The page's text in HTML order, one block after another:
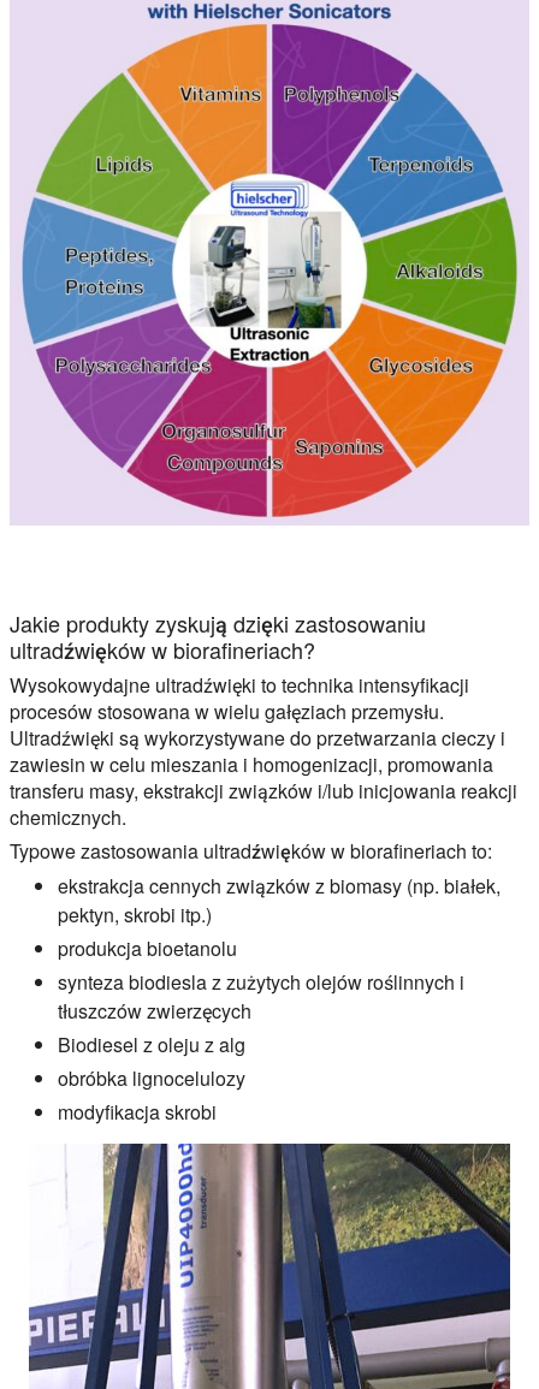
Jakie produkty zyskują dzięki zastosowaniu
ultradźwięków w biorafineriach?
Wysokowydajne ultradźwięki to technika intensyfikacji
procesów stosowana w wielu gałęziach przemysłu.
Ultradźwięki są wykorzystywane do przetwarzania cieczy i
zawiesin w celu mieszania i homogenizacji, promowania
transferu masy, ekstrakcji związków i/lub inicjowania reakcji
chemicznych.
Typowe zastosowania ultradźwięków w biorafineriach to:
ekstrakcja cennych związków z biomasy (np. białek,
pektyn, skrobi itp.)
produkcja bioetanolu
synteza biodiesla z zużytych olejów roślinnych i
tłuszczów zwierzęcych
Biodiesel z oleju z alg
obróbka lignocelulozy
modyfikacja skrobi